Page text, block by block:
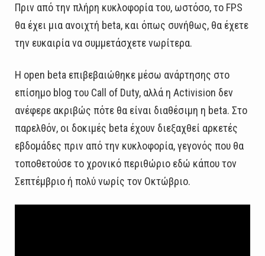
Πριν από την πλήρη κυκλοφορία του, ωστόσο, το FPS
θα έχει μια ανοιχτή beta, και όπως συνήθως, θα έχετε
την ευκαιρία να συμμετάσχετε νωρίτερα.
Η open beta επιβεβαιώθηκε μέσω ανάρτησης στο
επίσημο blog του Call of Duty, αλλά η Activision δεν
ανέφερε ακριβώς πότε θα είναι διαθέσιμη η beta. Στο
παρελθόν, οι δοκιμές beta έχουν διεξαχθεί αρκετές
εβδομάδες πριν από την κυκλοφορία, γεγονός που θα
τοποθετούσε το χρονικό περιθώριο εδώ κάπου τον
Σεπτέμβριο ή πολύ νωρίς τον Οκτώβριο.